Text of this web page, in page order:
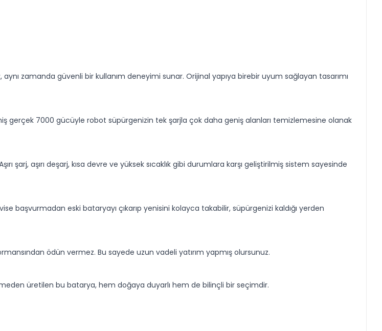
zamanda güvenli bir kullanım deneyimi sunar. Orijinal yapıya birebir uyum sağlayan tasarımı
gerçek 7000 gücüyle robot süpürgenizin tek şarjla çok daha geniş alanları temizlemesine olanak
şarj, aşırı deşarj, kısa devre ve yüksek sıcaklık gibi durumlara karşı geliştirilmiş sistem sayesinde
başvurmadan eski bataryayı çıkarıp yenisini kolayca takabilir, süpürgenizi kaldığı yerden
ödün vermez. Bu sayede uzun vadeli yatırım yapmış olursunuz.
üretilen bu batarya, hem doğaya duyarlı hem de bilinçli bir seçimdir.